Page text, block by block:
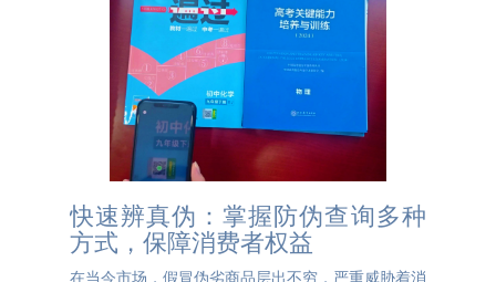
快速辨真伪：掌握防伪查询多种
方式，保障消费者权益
在当今市场，假冒伪劣商品层出不穷，严重威胁着消